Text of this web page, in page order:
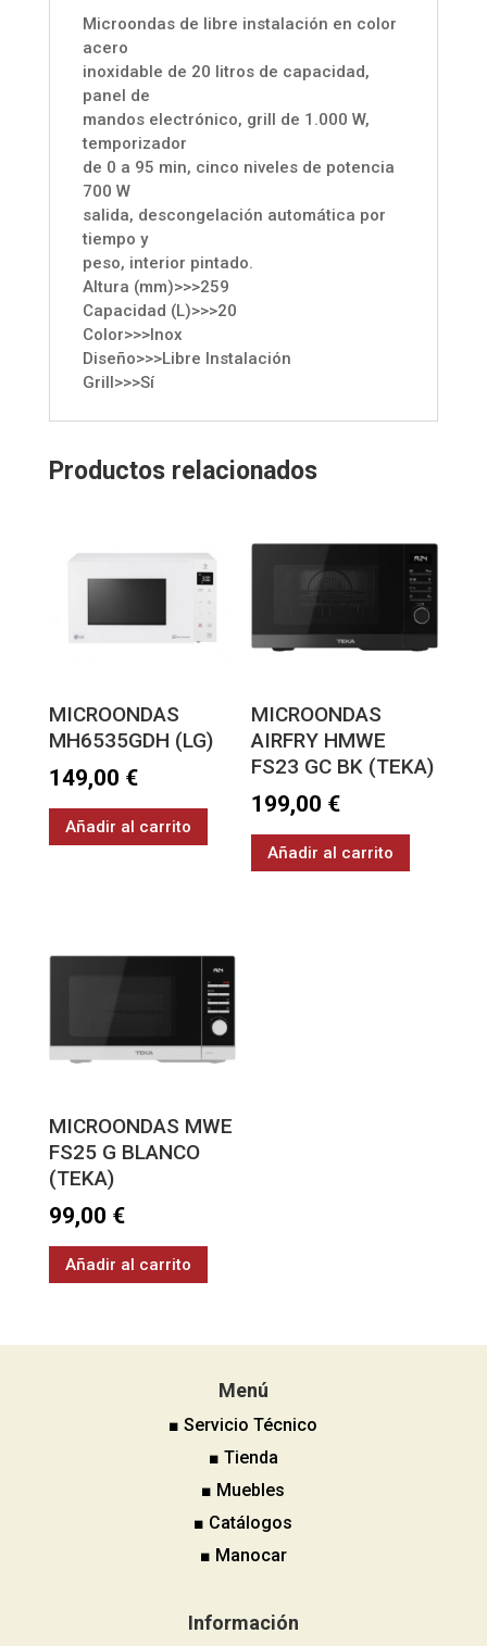
Microondas de libre instalación en color
acero
inoxidable de 20 litros de capacidad,
panel de
mandos electrónico, grill de 1.000 W,
temporizador
de 0 a 95 min, cinco niveles de potencia
700 W
salida, descongelación automática por
tiempo y
peso, interior pintado.
Altura (mm)>>>259
Capacidad (L)>>>20
Color>>>Inox
Diseño>>>Libre Instalación
Grill>>>Sí
Productos relacionados
MICROONDAS
MH6535GDH (LG)
149,00 €
Añadir al carrito
MICROONDAS
AIRFRY HMWE
FS23 GC BK (TEKA)
199,00 €
Añadir al carrito
MICROONDAS MWE
FS25 G BLANCO
(TEKA)
99,00 €
Añadir al carrito
Menú
■ Servicio Técnico
■ Tienda
■ Muebles
■ Catálogos
■ Manocar
Información